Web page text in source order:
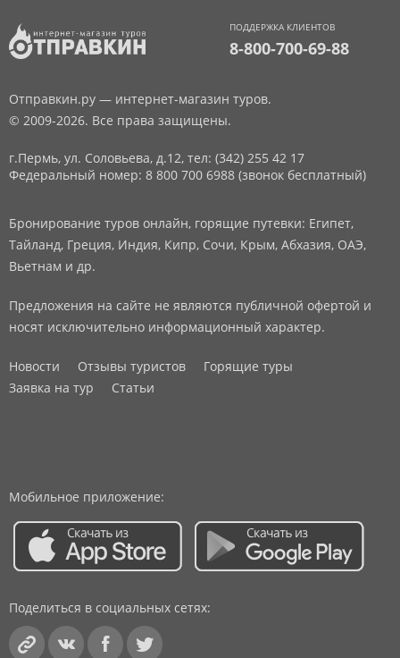
ПОДДЕРЖКА КЛИЕНТОВ
8-800-700-69-88
Отправкин.ру — интернет-магазин туров.
© 2009-2026. Все права защищены.
г.Пермь, ул. Соловьева, д.12, тел: (342) 255 42 17
Федеральный номер: 8 800 700 6988 (звонок бесплатный)
Бронирование туров онлайн, горящие путевки: Египет,
Тайланд, Греция, Индия, Кипр, Сочи, Крым, Абхазия, ОАЭ,
Вьетнам и др.
Предложения на сайте не являются публичной офертой и
носят исключительно информационный характер.
Новости Отзывы туристов
Горящие туры
Заявка на тур
Статьи
Мобильное приложение:
Поделиться в социальных сетях: